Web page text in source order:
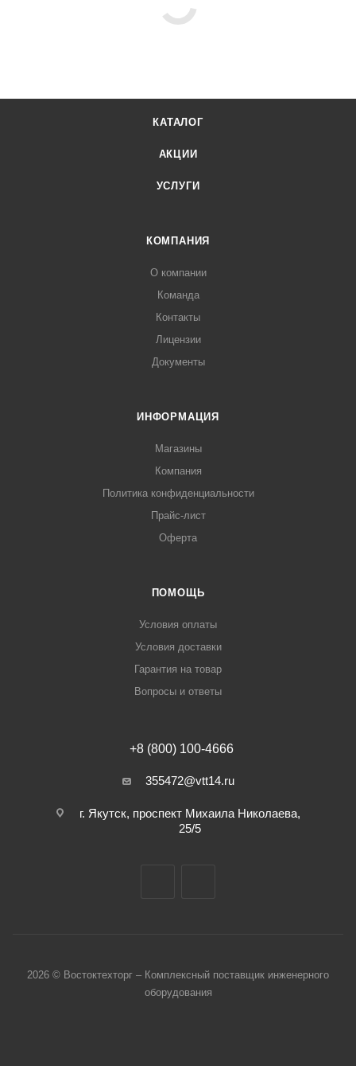
КАТАЛОГ
АКЦИИ
УСЛУГИ
КОМПАНИЯ
О компании
Команда
Контакты
Лицензии
Документы
ИНФОРМАЦИЯ
Магазины
Компания
Политика конфиденциальности
Прайс-лист
Оферта
ПОМОЩЬ
Условия оплаты
Условия доставки
Гарантия на товар
Вопросы и ответы
+8 (800) 100-4666
355472@vtt14.ru
г. Якутск, проспект Михаила Николаева,
25/5
2026 © Востоктехторг – Комплексный поставщик инженерного
оборудования